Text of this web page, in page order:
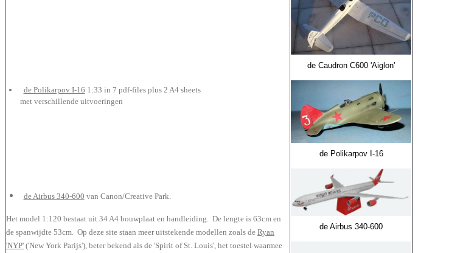
de Polikarpov I-16 1:33 in 7 pdf-files plus 2 A4 sheets
met verschillende uitvoeringen
de Airbus 340-600 van Canon/Creative Park.
Het model 1:120 bestaat uit 34 A4 bouwplaat en handleiding. De lengte is 63cm en
de spanwijdte 53cm. Op deze site staan meer uitstekende modellen zoals deRyan
'NYP' ('New York Parijs'), beter bekend als de 'Spirit of St. Louis', het toestel waarmee
de Caudron C600 'Aiglon'
de Polikarpov I-16
de Airbus 340-600